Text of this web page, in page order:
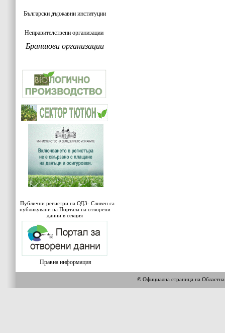
Български държавни институции
Неправителствени организации
Браншови организации
Публични регистри на ОДЗ- Сливен са
публикувани на Портала на отворени
данни в секция
Правна информация
© Официална страница на